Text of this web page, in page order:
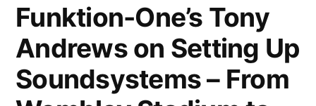
Funktion-One’s Tony
Andrews on Setting Up
Soundsystems – From